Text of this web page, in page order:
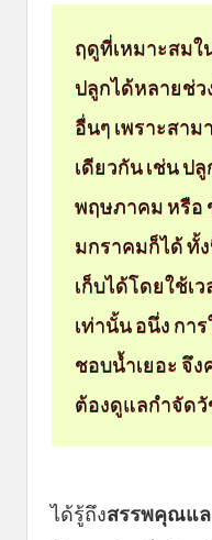
ฤดูที่เหมาะสมใ
ปลูกได้หลายช่ว
อื่นๆ เพราะสา
เดียวกัน เช่น ป
พฤษภาคม หรือ
มกราคมก็ได้ ทั้
เก็บได้โดยใช้เ
เท่านั้น อนึ่ง กา
ชอบน้ำเยอะ จึ
ต้องดูแลกำจัด
ได้รู้ถึงสรรพคุณแล